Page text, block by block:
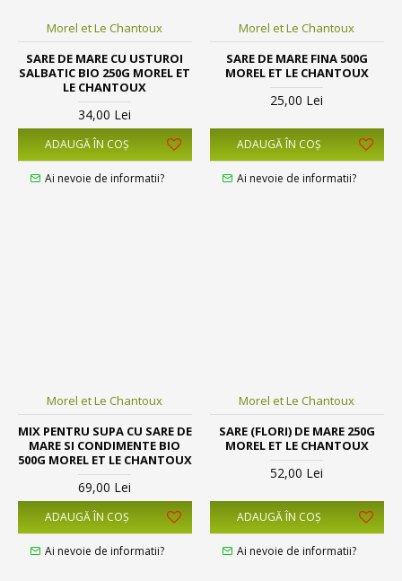
Morel et Le Chantoux
SARE DE MARE CU USTUROI
SALBATIC BIO 250G MOREL ET
LE CHANTOUX
34,00 Lei
ADAUGĂ ÎN COŞ
Ai nevoie de informatii?
Morel et Le Chantoux
SARE DE MARE FINA 500G
MOREL ET LE CHANTOUX
25,00 Lei
ADAUGĂ ÎN COŞ
Ai nevoie de informatii?
Morel et Le Chantoux
MIX PENTRU SUPA CU SARE DE
MARE SI CONDIMENTE BIO
500G MOREL ET LE CHANTOUX
69,00 Lei
ADAUGĂ ÎN COŞ
Ai nevoie de informatii?
Morel et Le Chantoux
SARE (FLORI) DE MARE 250G
MOREL ET LE CHANTOUX
52,00 Lei
ADAUGĂ ÎN COŞ
Ai nevoie de informatii?